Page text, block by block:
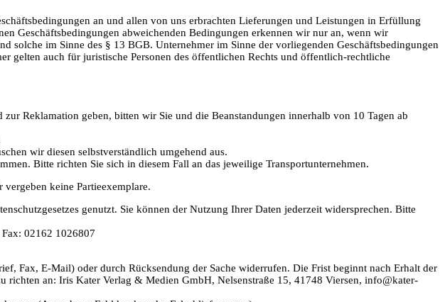
an und allen von uns erbrachten Lieferungen und Leistungen in Erfüllung
Geschäftsbedingungen abweichenden Bedingungen erkennen wir nur an, wenn wir
solche im Sinne des § 13 BGB. Unternehmer im Sinne der vorliegenden Geschäftsbedingungen
gelten auch für juristische Personen des öffentlichen Rechts und öffentlich-rechtliche
Reklamation geben, bitten wir Sie und die Beanstandungen innerhalb von 10 Tagen ab
wir diesen selbstverständlich umgehend aus.
Bitte richten Sie sich in diesem Fall an das jeweilige Transportunternehmen.
keine Partieexemplare.
genutzt. Sie können der Nutzung Ihrer Daten jederzeit widersprechen. Bitte
02162 1026807
Fax, E-Mail) oder durch Rücksendung der Sache widerrufen. Die Frist beginnt nach Erhalt der
an: Iris Kater Verlag & Medien GmbH, Nelsenstraße 15, 41748 Viersen, info@kater-